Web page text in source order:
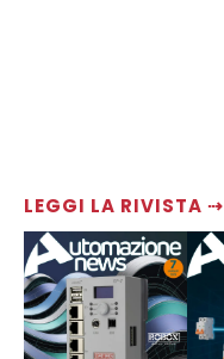
LEGGI LA RIVISTA ⇢